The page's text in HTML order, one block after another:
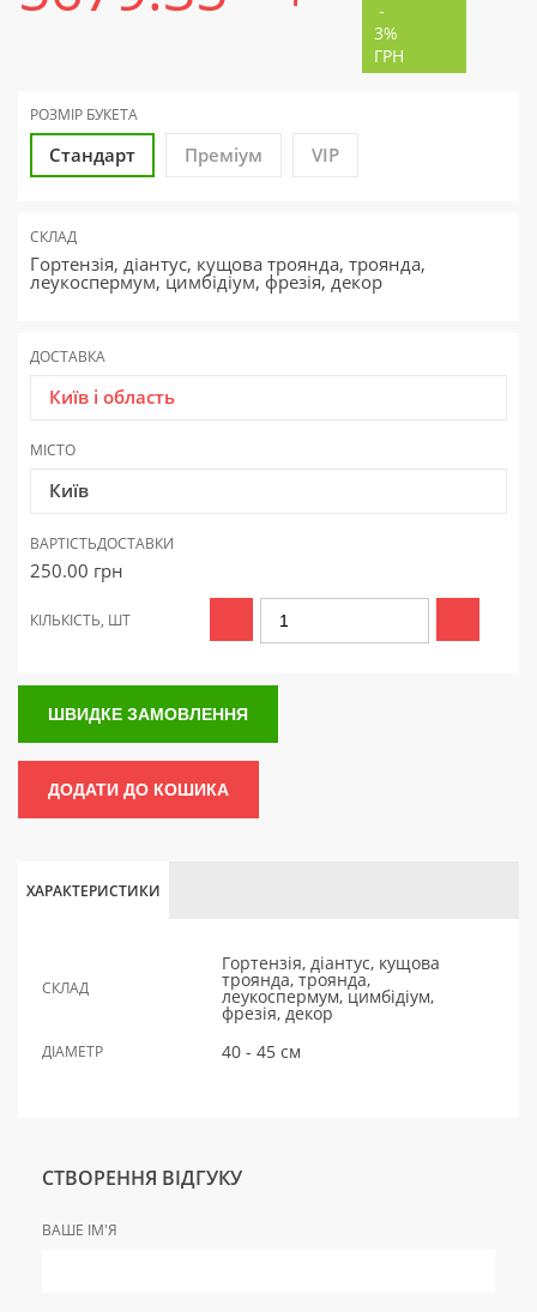
-
3%
ГРН
РОЗМІР БУКЕТА
Стандарт Преміум VIP
СКЛАД
Гортензія, діантус, кущова троянда, троянда,
леукоспермум, цимбідіум, фрезія, декор
ДОСТАВКА
Київ і область
МІСТО
Київ
ВАРТІСТЬДОСТАВКИ
250.00 грн
КІЛЬКІСТЬ, ШТ
ШВИДКЕ ЗАМОВЛЕННЯ
ДОДАТИ ДО КОШИКА
ХАРАКТЕРИСТИКИ
СКЛАД
Гортензія, діантус, кущова
троянда, троянда,
леукоспермум, цимбідіум,
фрезія, декор
ДІАМЕТР 40 - 45 см
СТВОРЕННЯ ВІДГУКУ
ВАШЕ ІМ'Я